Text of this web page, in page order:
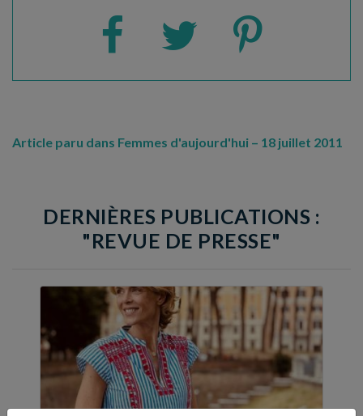
Article paru dans Femmes d'aujourd'hui – 18 juillet 2011
DERNIÈRES PUBLICATIONS :
"REVUE DE PRESSE"